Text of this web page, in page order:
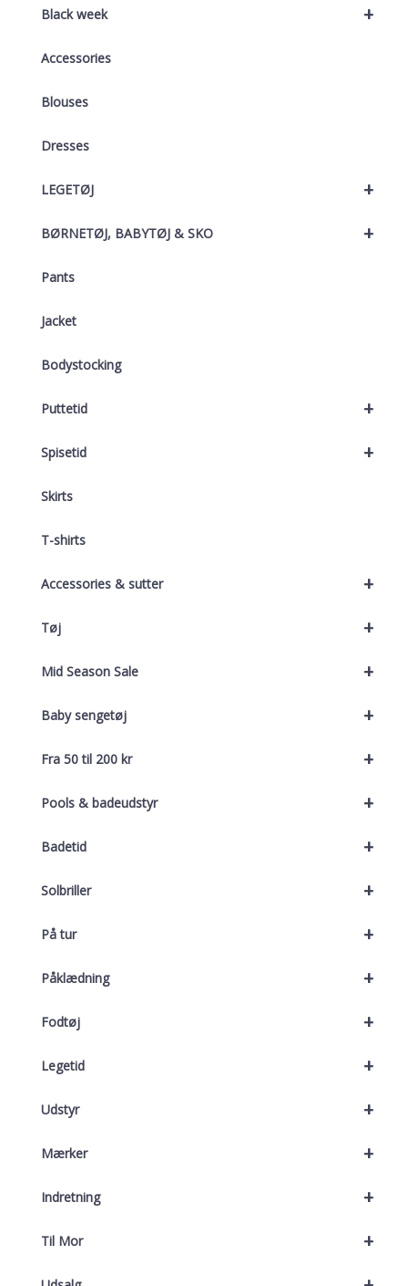
+
Black week
Accessories
Blouses
Dresses
+
LEGETØJ
+
BØRNETØJ, BABYTØJ & SKO
Pants
Jacket
Bodystocking
+
Puttetid
+
Spisetid
Skirts
T-shirts
+
Accessories & sutter
+
Tøj
+
Mid Season Sale
+
Baby sengetøj
+
Fra 50 til 200 kr
+
Pools & badeudstyr
+
Badetid
+
Solbriller
+
På tur
+
Påklædning
+
Fodtøj
+
Legetid
+
Udstyr
+
Mærker
+
Indretning
+
Til Mor